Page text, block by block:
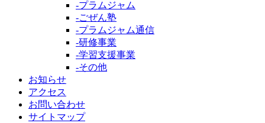
-プラムジャム
-ごぜん塾
-プラムジャム通信
-研修事業
-学習支援事業
-その他
お知らせ
アクセス
お問い合わせ
サイトマップ